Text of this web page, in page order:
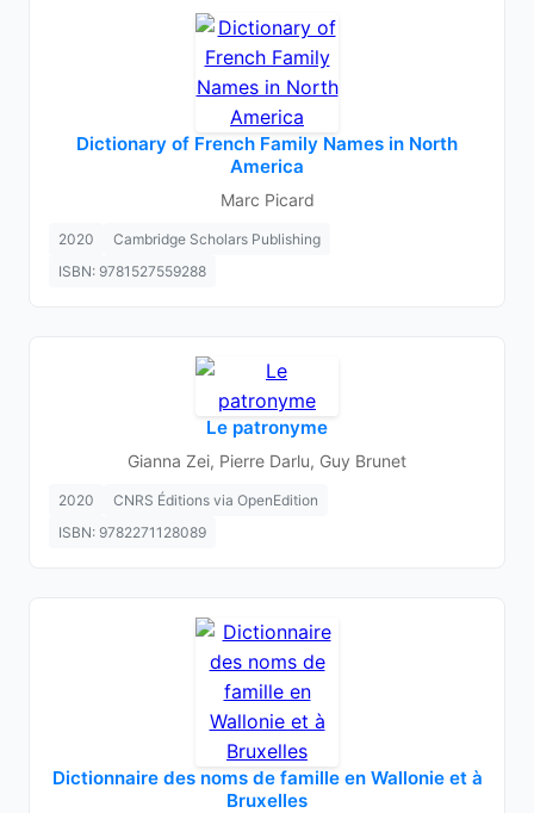
Dictionary of French Family Names in North
America
Marc Picard
2020
Cambridge Scholars Publishing
ISBN: 9781527559288
Le patronyme
Gianna Zei, Pierre Darlu, Guy Brunet
2020
CNRS Éditions via OpenEdition
ISBN: 9782271128089
Dictionnaire des noms de famille en Wallonie et à
Bruxelles